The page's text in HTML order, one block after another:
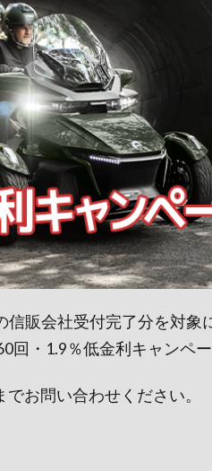
販会社受付完了分を対象
回・1.9％低金利キャンペ
お問い合わせください。